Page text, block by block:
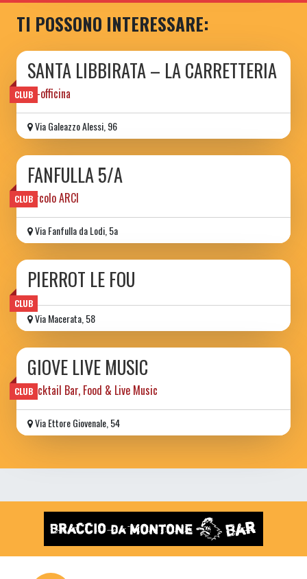
TI POSSONO INTERESSARE:
CLUB
SANTA LIBBIRATA – LA CARRETTERIA
ex-officina
Via Galeazzo Alessi, 96
CLUB
FANFULLA 5/A
circolo ARCI
Via Fanfulla da Lodi, 5a
CLUB
PIERROT LE FOU
Via Macerata, 58
CLUB
GIOVE LIVE MUSIC
Cocktail Bar, Food & Live Music
Via Ettore Giovenale, 54